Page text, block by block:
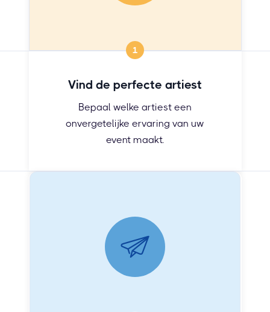
1
Vind de perfecte artiest
Bepaal welke artiest een
onvergetelijke ervaring van uw
event maakt.